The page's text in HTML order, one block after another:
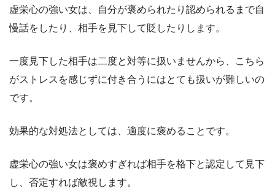
虚栄心の強い女は、自分が褒められたり認められるまで自
慢話をしたり、相手を見下して貶したりします。
一度見下した相手は二度と対等に扱いませんから、こちら
がストレスを感じずに付き合うにはとても扱いが難しいの
です。
効果的な対処法としては、適度に褒めることです。
虚栄心の強い女は褒めすぎれば相手を格下と認定して見下
し、否定すれば敵視します。